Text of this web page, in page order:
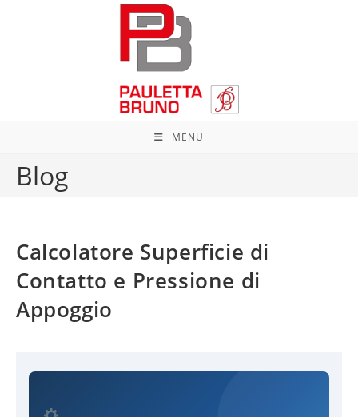
MENU
Blog
Calcolatore Superficie di
Contatto e Pressione di
Appoggio